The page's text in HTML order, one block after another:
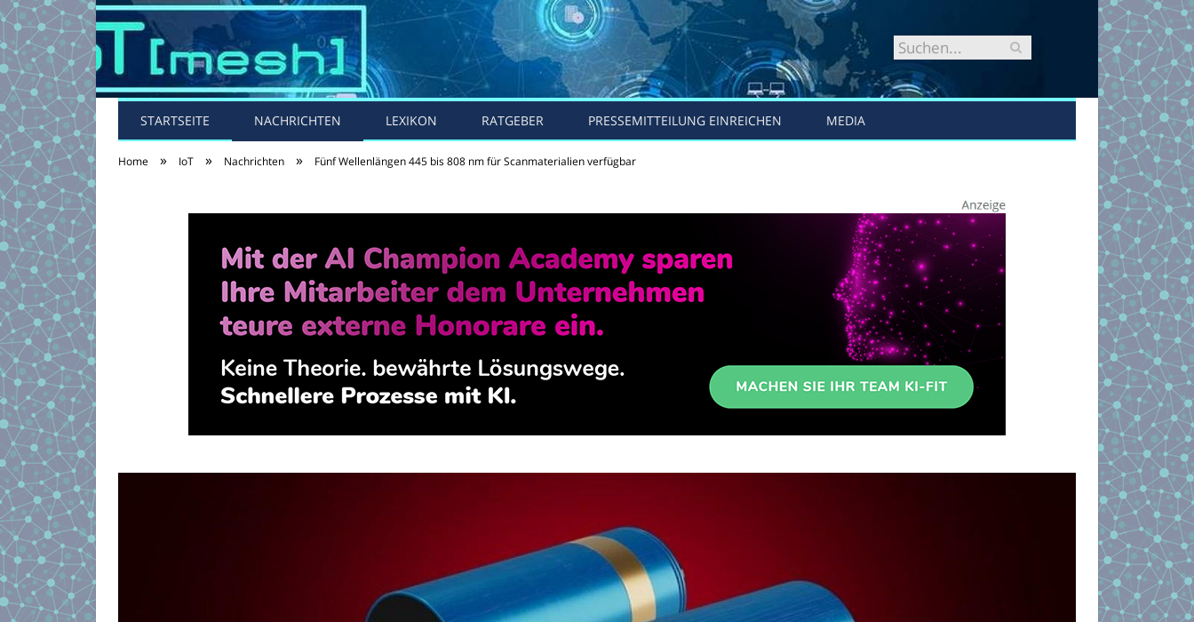
STARTSEITE NACHRICHTEN LEXIKON RATGEBER PRESSEMITTEILUNG EINREICHEN MEDIA
Home » IoT » Nachrichten » Fünf Wellenlängen 445 bis 808 nm für Scanmaterialien verfügbar